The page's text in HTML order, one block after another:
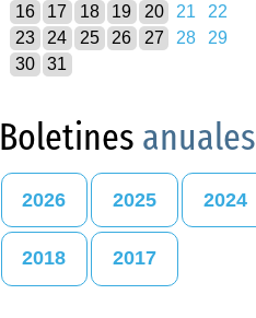
16
17 18 19 20 21
22
23
24 25 26 27 28
29
30
31
Boletines anuales
2026 2025 2024
2018 2017